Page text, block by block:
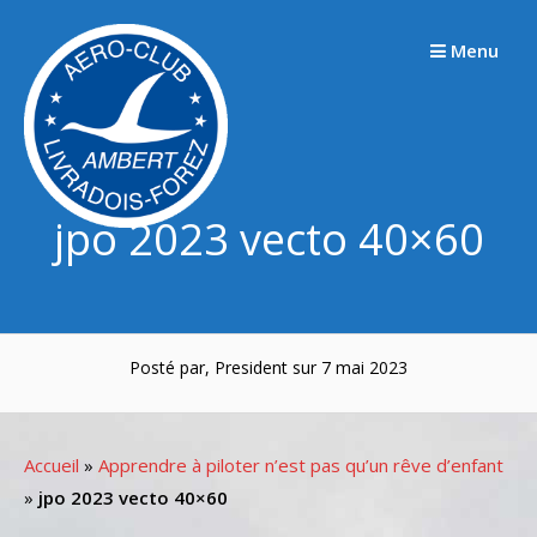
contenu
Menu
jpo 2023 vecto 40×60
Posté par, President sur 7 mai 2023
Accueil » Apprendre à piloter n’est pas qu’un rêve d’enfant
» jpo 2023 vecto 40×60